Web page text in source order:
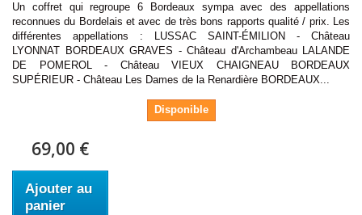
Un coffret qui regroupe 6 Bordeaux sympa avec des appellations
reconnues du Bordelais et avec de très bons rapports qualité / prix. Les
différentes appellations : LUSSAC SAINT-ÉMILION - Château
LYONNAT BORDEAUX GRAVES - Château d'Archambeau LALANDE
DE POMEROL - Château VIEUX CHAIGNEAU BORDEAUX
SUPÉRIEUR - Château Les Dames de la Renardière BORDEAUX...
Disponible
69,00 €
Ajouter au
panier